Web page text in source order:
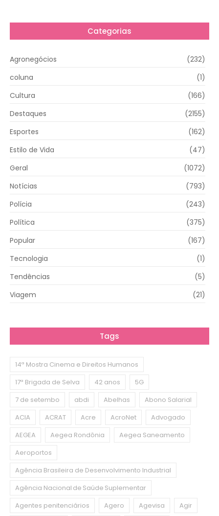
Categorias
Agronegócios
(232)
coluna
(1)
Cultura
(166)
Destaques
(2155)
Esportes
(162)
Estilo de Vida
(47)
Geral
(1072)
Notícias
(793)
Polícia
(243)
Política
(375)
Popular
(167)
Tecnologia
(1)
Tendências
(5)
Viagem
(21)
Tags
14ª Mostra Cinema e Direitos Humanos
17ª Brigada de Selva
42 anos
5G
7 de setembo
abdi Abelhas
Abono Salarial
ACIA
ACRAT Acre AcroNet
Advogado
AEGEA
Aegea Rondônia
Aegea Saneamento
Aeroportos
Agência Brasileira de Desenvolvimento Industrial
Agência Nacional de Saúde Suplementar
Agentes penitenciários
Agero Agevisa
Agir